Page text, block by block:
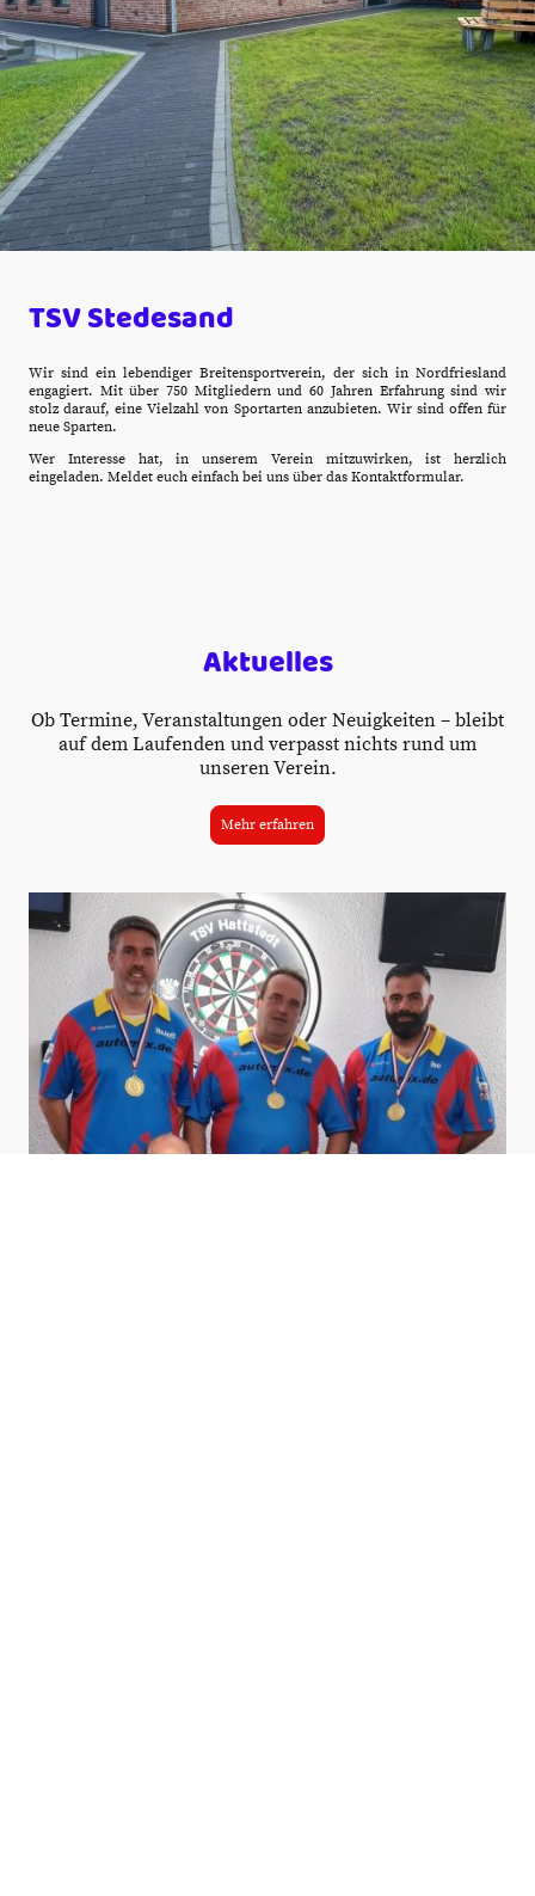
TSV Stedesand
Wir sind ein lebendiger Breitensportverein, der sich in Nordfriesland
engagiert. Mit über 750 Mitgliedern und 60 Jahren Erfahrung sind wir
stolz darauf, eine Vielzahl von Sportarten anzubieten. Wir sind offen für
neue Sparten.
Wer Interesse hat, in unserem Verein mitzuwirken, ist herzlich
eingeladen. Meldet euch einfach bei uns über das Kontaktformular.
Aktuelles
Ob Termine, Veranstaltungen oder Neuigkeiten – bleibt
auf dem Laufenden und verpasst nichts rund um
unseren Verein.
Mehr erfahren